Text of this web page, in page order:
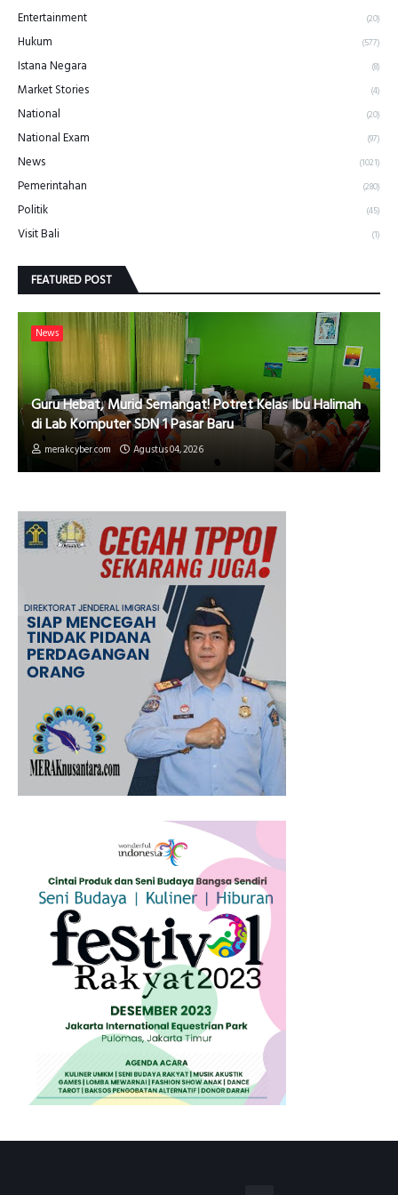
Entertainment (20)
Hukum (577)
Istana Negara (8)
Market Stories (4)
National (20)
National Exam (97)
News (1021)
Pemerintahan (280)
Politik (45)
Visit Bali (1)
FEATURED POST
News
Guru Hebat, Murid Semangat! Potret Kelas Ibu Halimah
di Lab Komputer SDN 1 Pasar Baru
merakcyber.com Agustus 04, 2026